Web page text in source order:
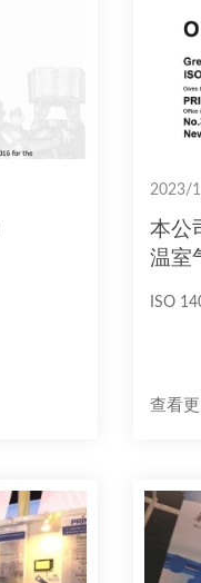
2023/
本公
温室
ISO
查看